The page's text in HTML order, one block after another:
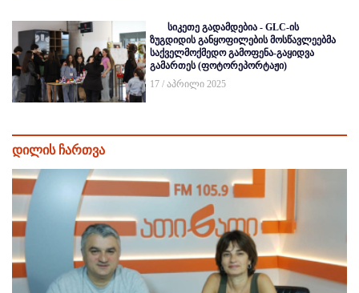
სიკეთე გადამდებია - GLC-ის
ზუგდიდის განყოფილების მოსწავლეებმა
საქველმოქმედო გამოფენა-გაყიდვა
გამართეს (ფოტორეპორტაჟი)
17 / აპრილი 2025
დილის ჩართვა